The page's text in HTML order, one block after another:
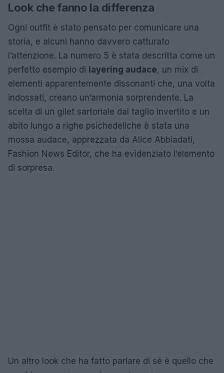
Look che fanno la differenza
Ogni outfit è stato pensato per comunicare una
storia, e alcuni hanno davvero catturato
l’attenzione. La numero 5 è stata descritta come un
perfetto esempio di layering audace, un mix di
elementi apparentemente dissonanti che, una volta
indossati, creano un’armonia sorprendente. La
scelta di un gilet sartoriale dal taglio invertito e un
abito lungo a righe psichedeliche è stata una
mossa audace, apprezzata da Alice Abbiadati,
Fashion News Editor, che ha evidenziato l’elemento
di sorpresa.
Un altro look che ha fatto parlare di sé è quello che